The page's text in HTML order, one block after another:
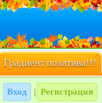
Градиент позитива!!!
Вход Регистрация